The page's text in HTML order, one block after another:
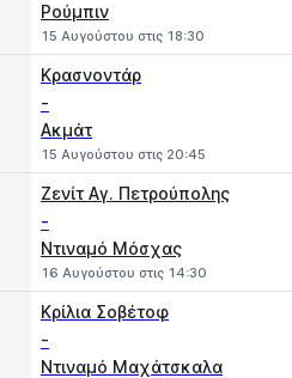
Ρούμπιν
15 Αυγούστου στις 18:30
Κρασνοντάρ
-
Ακμάτ
15 Αυγούστου στις 20:45
Ζενίτ Αγ. Πετρούπολης
-
Ντιναμό Μόσχας
16 Αυγούστου στις 14:30
Κρίλια Σοβέτοφ
-
Ντιναμό Μαχάτσκαλα